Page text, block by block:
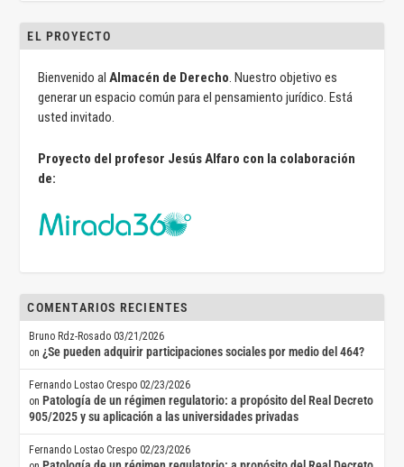
EL PROYECTO
Bienvenido alAlmacén de Derecho. Nuestro objetivo es
generar un espacio común para el pensamiento jurídico. Está
usted invitado.
Proyecto del profesor Jesús Alfaro con la colaboración
de:
COMENTARIOS RECIENTES
Bruno Rdz-Rosado 03/21/2026
on¿Se pueden adquirir participaciones sociales por medio del 464?
Fernando Lostao Crespo 02/23/2026
on Patología de un régimen regulatorio: a propósito del Real Decreto
905/2025 y su aplicación a las universidades privadas
Fernando Lostao Crespo 02/23/2026